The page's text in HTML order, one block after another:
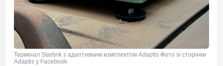
Термінал Starlink з адаптивним комплектом Adaptis Фото зі сторінки
Adaptis у Facebook